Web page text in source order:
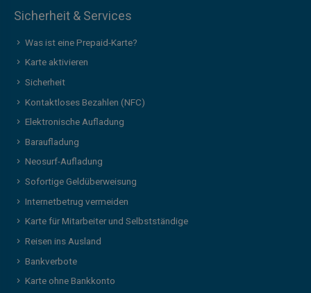
Sicherheit & Services
Was ist eine Prepaid-Karte?
Karte aktivieren
Sicherheit
Kontaktloses Bezahlen (NFC)
Elektronische Aufladung
Baraufladung
Neosurf-Aufladung
Sofortige Geldüberweisung
Internetbetrug vermeiden
Karte für Mitarbeiter und Selbstständige
Reisen ins Ausland
Bankverbote
Karte ohne Bankkonto